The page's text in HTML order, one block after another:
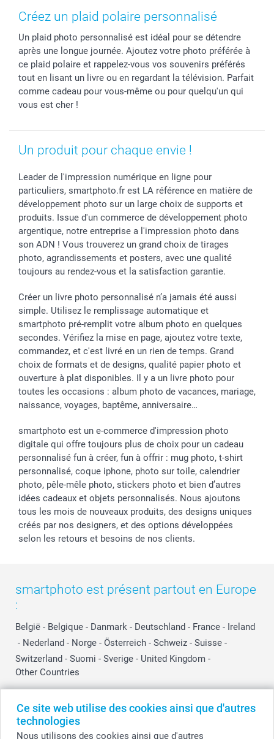
Ce site web utilise des cookies ainsi que d'autres
technologies
Nous utilisons des cookies ainsi que d'autres
Coques smartphone
Stickers & Etiquettes
Cadres photo & accessoires déco
Dénicheur d'idées cadeau
Fête des Mères
Fête des Pères
Communion
Baptême
Toussaint
Rentrée des classes
Saint-Valentin
Droit de rétraction
Vie privée
Gestion des cookies
Tarifs
Partenariats & Influence
Investisseurs
Aide
smartfriends
Livraison
Modes de paiement
Grandes quantités
Statut de ma commande
Créez un plaid polaire personnalisé
Un plaid photo personnalisé est idéal pour se détendre
après une longue journée. Ajoutez votre photo préférée à
ce plaid polaire et rappelez-vous vos souvenirs préférés
tout en lisant un livre ou en regardant la télévision. Parfait
comme cadeau pour vous-même ou pour quelqu'un qui
vous est cher !
Un produit pour chaque envie !
Leader de l'impression numérique en ligne pour
particuliers, smartphoto.fr est LA référence en matière de
développement photo sur un large choix de supports et
produits. Issue d'un commerce de développement photo
argentique, notre entreprise a l'impression photo dans
son ADN ! Vous trouverez un grand choix de tirages
photo, agrandissements et posters, avec une qualité
toujours au rendez-vous et la satisfaction garantie.
Créer un livre photo personnalisé n’a jamais été aussi
simple. Utilisez le remplissage automatique et
smartphoto pré-remplit votre album photo en quelques
secondes. Vérifiez la mise en page, ajoutez votre texte,
commandez, et c'est livré en un rien de temps. Grand
choix de formats et de designs, qualité papier photo et
ouverture à plat disponibles. Il y a un livre photo pour
toutes les occasions : album photo de vacances, mariage,
naissance, voyages, baptême, anniversaire…
smartphoto est un e-commerce d'impression photo
digitale qui offre toujours plus de choix pour un cadeau
personnalisé fun à créer, fun à offrir : mug photo, t-shirt
personnalisé, coque iphone, photo sur toile, calendrier
photo, pêle-mêle photo, stickers photo et bien d’autres
idées cadeaux et objets personnalisés. Nous ajoutons
tous les mois de nouveaux produits, des designs uniques
créés par nos designers, et des options développées
selon les retours et besoins de nos clients.
smartphoto est présent partout en Europe
:
België - Belgique - Danmark - Deutschland - France - Ireland
- Nederland - Norge - Österreich - Schweiz - Suisse -
Switzerland - Suomi - Sverige - United Kingdom -
Other Countries
Tous les prix sont en EURO (€), TVA incluse et hors frais de port.